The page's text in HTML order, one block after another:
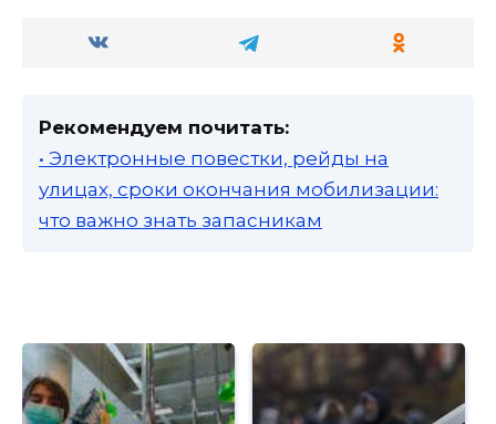
Рекомендуем почитать:
• Электронные повестки, рейды на
улицах, сроки окончания мобилизации:
что важно знать запасникам